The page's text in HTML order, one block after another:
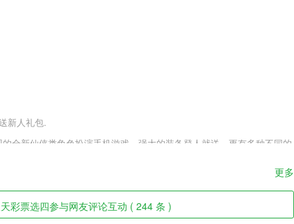
新人礼包.
全新仙侠类角色扮演手机游戏，强大的装备登人就送，更有多种不同的
内容秒变爆款文字动画
更多
彩票选四参与网友评论互动 ( 244 条 )